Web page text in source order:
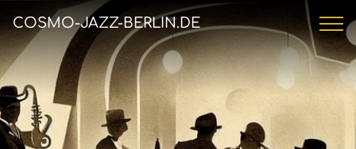
COSMO-JAZZ-BERLIN.DE